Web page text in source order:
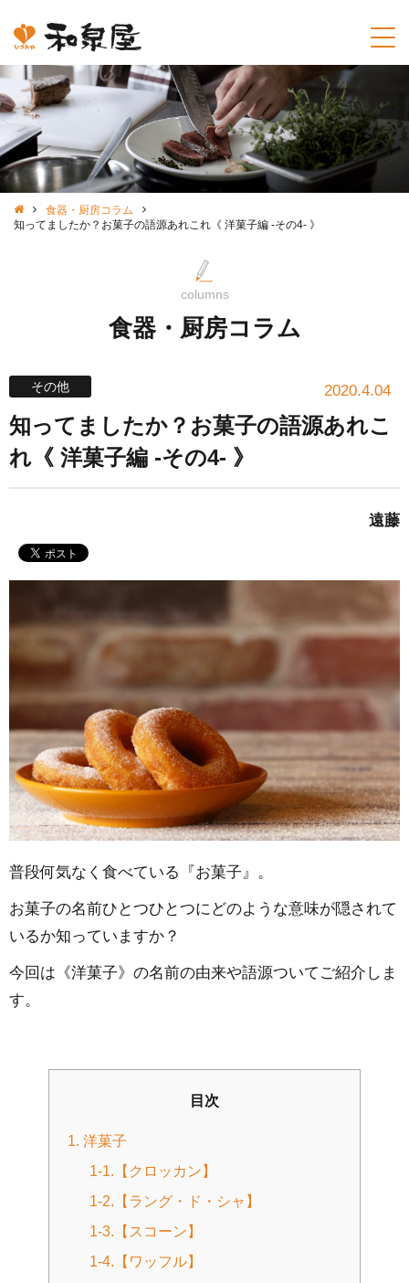
食器・厨房コラム
知ってましたか？お菓子の語源あれこれ《 洋菓子編 -その4- 》
columns
食器・厨房コラム
その他 2020.4.04
知ってましたか？お菓子の語源あれこ
れ《 洋菓子編 -その4- 》
遠藤
普段何気なく食べている『お菓子』。
お菓子の名前ひとつひとつにどのような意味が隠されて
いるか知っていますか？
今回は《洋菓子》の名前の由来や語源ついてご紹介しま
す。
目次
1. 洋菓子
1-1.【クロッカン】
1-2.【ラング・ド・シャ】
1-3.【スコーン】
1-4.【ワッフル】